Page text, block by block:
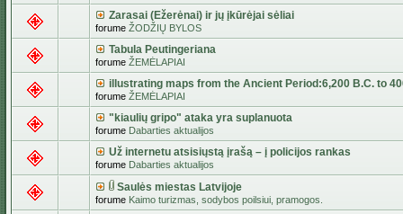
Zarasai (Ežerėnai) ir jų įkūrėjai sėliai
forume ŽODŽIŲ BYLOS
Tabula Peutingeriana
forume ŽEMĖLAPIAI
illustrating maps from the Ancient Period:6,200 B.C. to
forume ŽEMĖLAPIAI
"kiaulių gripo" ataka yra suplanuota
forume Dabarties aktualijos
Už internetu atsisiųstą įrašą – į policijos rankas
forume Dabarties aktualijos
Saulės miestas Latvijoje
forume Kaimo turizmas, sodybos poilsiui, pramogos.